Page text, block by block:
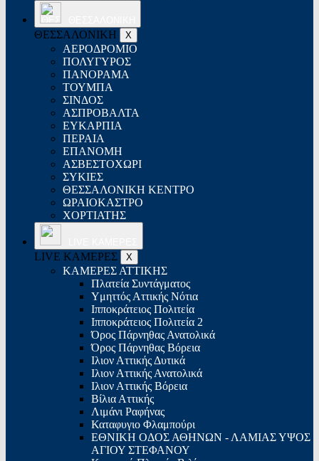
ΘΕΣΣΑΛΟΝΙΚΗ X
ΑΕΡΟΔΡΟΜΙΟ
ΠΟΛΥΓΥΡΟΣ
ΠΑΝΟΡΑΜΑ
ΤΟΥΜΠΑ
ΣΙΝΔΟΣ
ΑΣΠΡΟΒΑΛΤΑ
ΕΥΚΑΡΠΙΑ
ΠΕΡΑΙΑ
ΕΠΑΝΟΜΗ
ΑΣΒΕΣΤΟΧΩΡΙ
ΣΥΚΙΕΣ
ΘΕΣΣΑΛΟΝΙΚΗ ΚΕΝΤΡΟ
ΩΡΑΙΟΚΑΣΤΡΟ
ΧΟΡΤΙΑΤΗΣ
LIVE ΚΑΜΕΡΕΣ X
ΚΑΜΕΡΕΣ ΑΤΤΙΚΗΣ
Πλατεία Συντάγματος
Yμηττός Αττικής Νότια
Ιπποκράτειος Πολιτεία
Ιπποκράτειος Πολιτεία 2
Όρος Πάρνηθας Ανατολικά
Όρος Πάρνηθας Βόρεια
Ιλιον Αττικής Δυτικά
Ιλιον Αττικής Ανατολικά
Ιλιον Αττικής Βόρεια
Βίλια Αττικής
Λιμάνι Ραφήνας
Καταφυγιο Φλαμπούρι
ΕΘΝΙΚΗ ΟΔΟΣ ΑΘΗΝΩΝ - ΛΑΜΙΑΣ ΥΨΟΣ
ΑΓΙΟΥ ΣΤΕΦΑΝΟΥ